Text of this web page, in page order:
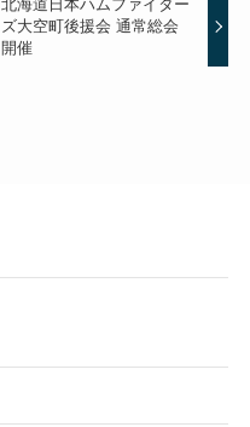
北海道日本ハムファイター
ズ大空町後援会 通常総会
開催